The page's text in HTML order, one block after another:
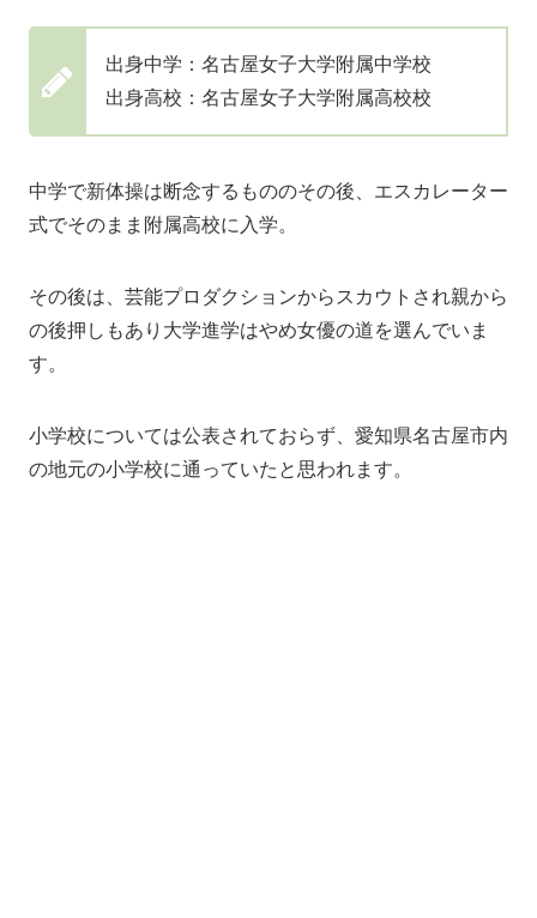
出身中学：名古屋女子大学附属中学校
出身高校：名古屋女子大学附属高校校
中学で新体操は断念するもののその後、エスカレーター
式でそのまま附属高校に入学。
その後は、芸能プロダクションからスカウトされ親から
の後押しもあり大学進学はやめ女優の道を選んでいま
す。
小学校については公表されておらず、愛知県名古屋市内
の地元の小学校に通っていたと思われます。